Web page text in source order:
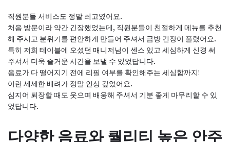
직원분들 서비스도 정말 최고였어요.
처음 방문이라 약간 긴장했었는데, 직원분들이 친절하게 메뉴를 추천
해 주시고 분위기를 편안하게 만들어 주셔서 금방 긴장이 풀렸어요.
특히 저희 테이블에 오셨던 매니저님이 센스 있고 세심하게 신경 써
주셔서 더욱 즐거운 시간을 보낼 수 있었답니다.
음료가 다 떨어지기 전에 리필 여부를 확인해주는 세심함까지!
이런 세세한 배려가 정말 인상 깊었어요.
심지어 퇴장할 때도 웃으며 배웅해 주셔서 기분 좋게 마무리할 수 있
었답니다.
다양한 음료와 퀄리티 높은 안주